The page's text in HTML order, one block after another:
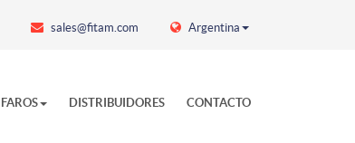
sales@fitam.com Argentina
FAROS DISTRIBUIDORES CONTACTO